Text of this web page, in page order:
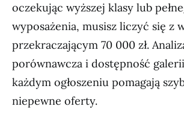
oczekując wyższej klasy lub
wyposażenia, musisz liczyć się z
przekraczającym 70 000 zł.
porównawcza i dostępność
każdym ogłoszeniu pomagają
niepewne oferty.